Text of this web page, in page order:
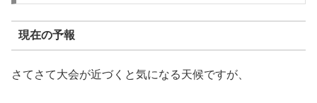
現在の予報
さてさて大会が近づくと気になる天候ですが、